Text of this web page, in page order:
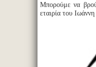
Μπορούμε να
εταιρία του